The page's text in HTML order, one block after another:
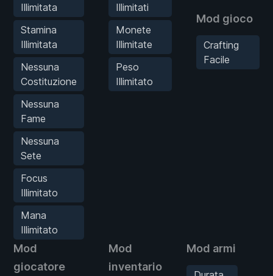
Illimitata
Stamina
Illimitata
Nessuna
Costituzione
Nessuna
Fame
Nessuna
Sete
Focus
Illimitato
Mana
Illimitato
Illimitati
Monete
Illimitate
Peso
Illimitato
Mod gioco
Crafting
Facile
Mod
giocatore
Mod
inventario
Mod armi